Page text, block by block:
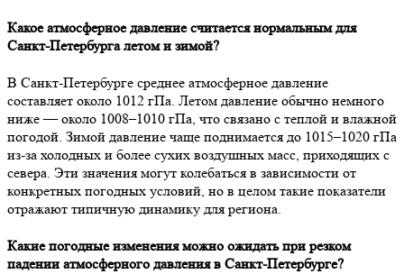
Какое атмосферное давление считается нормальным для
Санкт-Петербурга летом и зимой?
В Санкт-Петербурге среднее атмосферное давление
составляет около 1012 гПа. Летом давление обычно немного
ниже — около 1008–1010 гПа, что связано с теплой и влажной
погодой. Зимой давление чаще поднимается до 1015–1020 гПа
из-за холодных и более сухих воздушных масс, приходящих с
севера. Эти значения могут колебаться в зависимости от
конкретных погодных условий, но в целом такие показатели
отражают типичную динамику для региона.
Какие погодные изменения можно ожидать при резком
падении атмосферного давления в Санкт-Петербурге?